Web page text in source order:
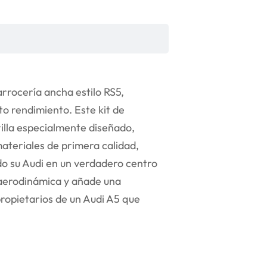
ancha estilo RS5,
rendimiento. Este kit de
especialmente diseñado,
de primera calidad,
su Audi en un verdadero centro
y añade una
de un Audi A5 que